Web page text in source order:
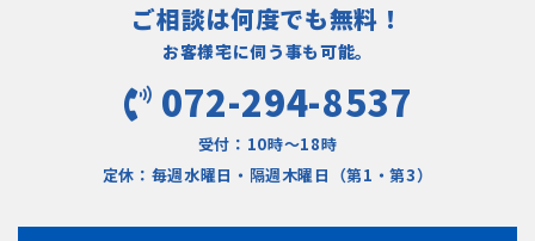
ご相談は何度でも無料！
お客様宅に伺う事も可能。
072-294-8537
受付：10時〜18時
定休：毎週水曜日・隔週木曜日（第1・第3）